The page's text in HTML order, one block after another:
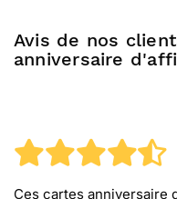
Avis de nos
anniversaire
Ces cartes anniversaire